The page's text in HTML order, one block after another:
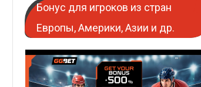
Бонус для игроков из стран
Европы, Америки, Азии и др.